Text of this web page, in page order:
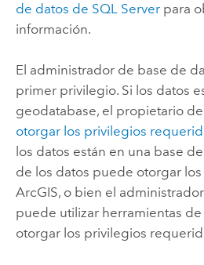
de datos de SQL Serverpara
información.
El administrador de base de
primer privilegio. Si los datos
geodatabase, el propietario
otorgar los privilegios
los datos están en una base
de los datos puede otorgar
ArcGIS, o bien el
puede utilizar herramientas
otorgar los privilegios